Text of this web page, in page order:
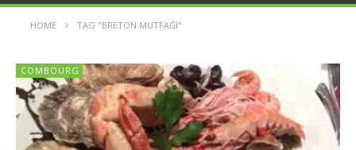
HOME TAG "BRETON MUTFAĞI"
COMBOURG